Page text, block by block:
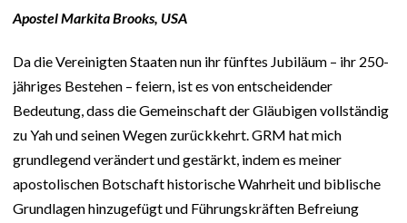
Apostel Markita Brooks, USA
Da die Vereinigten Staaten nun ihr fünftes Jubiläum – ihr 250-
jähriges Bestehen – feiern, ist es von entscheidender
Bedeutung, dass die Gemeinschaft der Gläubigen vollständig
zu Yah und seinen Wegen zurückkehrt. GRM hat mich
grundlegend verändert und gestärkt, indem es meiner
apostolischen Botschaft historische Wahrheit und biblische
Grundlagen hinzugefügt und Führungskräften Befreiung